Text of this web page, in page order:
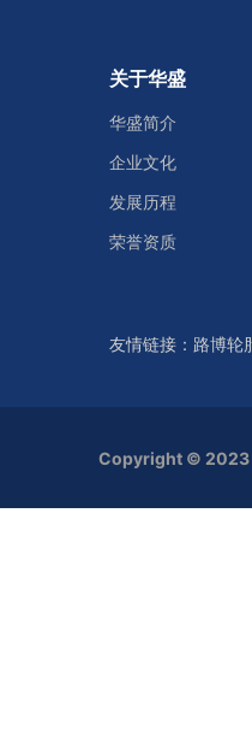
关于华盛
华盛简介
企业文化
发展历程
荣誉资质
友情链接： 路博轮
Copyright © 2023